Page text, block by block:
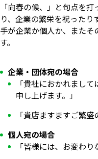
「向春の候、」と句点を
り、企業の繁栄を祝った
手が企業か個人か、またそ
す。
企業・団体宛の場合
「貴社におかれまし
申し上げます。」
「貴店ますますご繁盛
個人宛の場合
「皆様には、お変わ